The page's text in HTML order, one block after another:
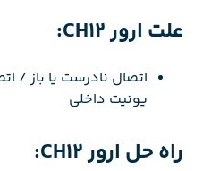
علت ارور CH12:
اتصال نادرست یا باز /
یونیت داخلی
راه حل ارور CH12: